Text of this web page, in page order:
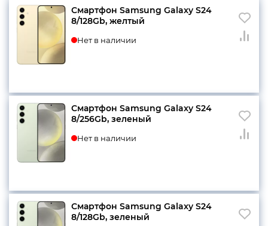
Смартфон Samsung Galaxy S24
8/128Gb, желтый
Нет в наличии
Смартфон Samsung Galaxy S24
8/256Gb, зеленый
Нет в наличии
Смартфон Samsung Galaxy S24
8/128Gb, зеленый